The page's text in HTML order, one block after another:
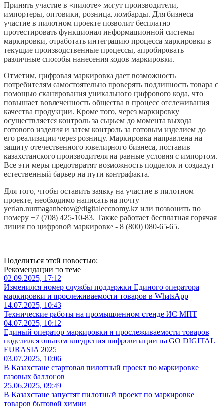
Принять участие в «пилоте» могут производители,
импортеры, оптовики, розница, ломбарды. Для бизнеса
участие в пилотном проекте позволит бесплатно
протестировать функционал информационной системы
маркировки, отработать интеграцию процесса маркировки в
текущие производственные процессы, апробировать
различные способы нанесения кодов маркировки.
Отметим, цифровая маркировка дает возможность
потребителям самостоятельно проверять подлинность товара с
помощью сканирования уникального цифрового кода, что
повышает вовлеченность общества в процесс отслеживания
качества продукции. Кроме того, через маркировку
осуществляется контроль за сырьем до момента выхода
готового изделия и затем контроль за готовым изделием до
его реализации через розницу. Маркировка направлена на
защиту отечественного ювелирного бизнеса, поставив
казахстанского производителя на равные условия с импортом.
Все эти меры предотвратят возможность подделок и создадут
естественный барьер на пути контрафакта.
Для того, чтобы оставить заявку на участие в пилотном
проекте, необходимо написать на почту
yerlan.nurmaganbetov@digitaleconomy.kz или позвонить по
номеру +7 (708) 425-10-83. Также работает бесплатная горячая
линия по цифровой маркировке - 8 (800) 080-65-65.
Поделиться этой новостью:
Рекомендации по теме
02.09.2025, 17:12
Изменился номер службы поддержки Единого оператора
маркировки и прослеживаемости товаров в WhatsApp
14.07.2025, 10:43
Технические работы на промышленном стенде ИС МПТ
04.07.2025, 10:12
Единый оператор маркировки и прослеживаемости товаров
поделился опытом внедрения цифровизации на GO DIGITAL
EURASIA 2025
03.07.2025, 10:06
В Казахстане стартовал пилотный проект по маркировке
газовых баллонов
25.06.2025, 09:49
В Казахстане запустят пилотный проект по маркировке
товаров бытовой химии